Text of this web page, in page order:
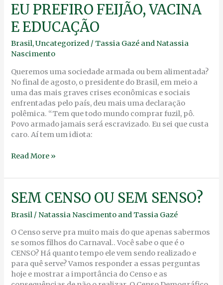
EU PREFIRO FEIJÃO, VACINA
E EDUCAÇÃO
Brasil,Uncategorized / Tassia Gazé andNatassia
Nascimento
Queremos uma sociedade armada ou bem alimentada?
No final de agosto, o presidente do Brasil, em meio a
uma das mais graves crises econômicas e sociais
enfrentadas pelo país, deu mais uma declaração
polêmica. “Tem que todo mundo comprar fuzil, pô.
Povo armado jamais será escravizado. Eu sei que custa
caro. Aí tem um idiota:
EU
PREFIRO
FEIJÃO,
E
EDUCAÇÃO
Read More »
SEM CENSO OU SEM SENSO?
Brasil /Natassia Nascimento and Tassia Gazé
O Censo serve pra muito mais do que apenas sabermos
se somos filhos do Carnaval.. Você sabe o que é o
CENSO? Há quanto tempo ele vem sendo realizado e
para quê serve? Vamos responder a essas perguntas
hoje e mostrar a importância do Censo e as
SEM
CENSO
OU
SENSO?